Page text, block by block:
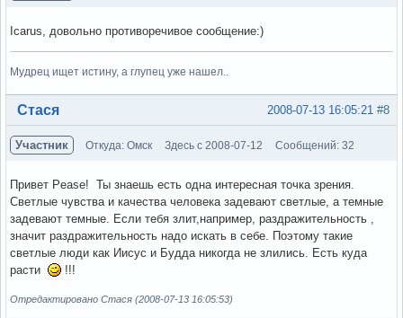
Icarus, довольно противоречивое сообщение:)
Мудрец ищет истину, а глупец уже нашел..
Вне форума #8
2008-07-13 16:05:21
Стася
Участник Откуда: Омск Здесь с 2008-07-12 Сообщений: 32
Привет Pease! Ты знаешь есть одна интересная точка зрения.
Светлые чувства и качества человека задевают светлые, а темные
задевают темные. Если тебя злит,например, раздражительность ,
значит раздражительность надо искать в себе. Поэтому такие
светлые люди как Иисус и Будда никогда не злились. Есть куда
расти
!!!
Отредактировано Стася (2008-07-13 16:05:53)